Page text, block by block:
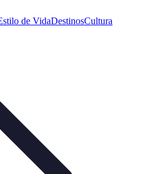
de VidaDestinosCultura